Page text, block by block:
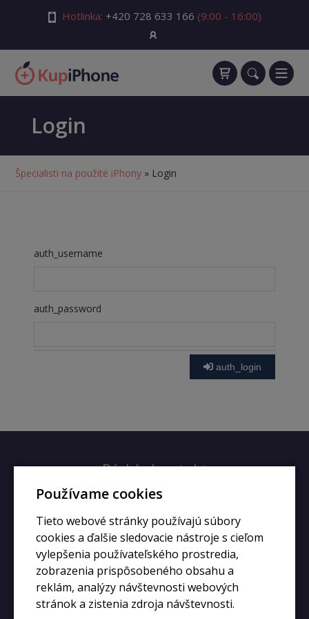
Hotlinka: +420 728 633 166 (9:00 - 16:00)
Login
Špecialisti na použité iPhony » Login
auth_username
auth_password
auth_login
Rýchly kontakt
info@kupiphone.cz
Používame cookies
Tieto webové stránky používajú súbory
cookies a ďalšie sledovacie nástroje s cieľom
vylepšenia používateľského prostredia,
zobrazenia prispôsobeného obsahu a
reklám, analýzy návštevnosti webových
stránok a zistenia zdroja návštevnosti.